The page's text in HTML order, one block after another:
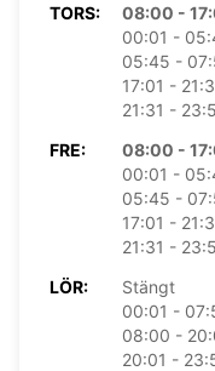
TORS:
08:00 -
00:01 -
05:45 -
17:01 -
21:31 -
FRE:
08:00 -
00:01 -
05:45 -
17:01 -
21:31 -
LÖR:
Stängt
00:01 -
08:00 -
20:01 -